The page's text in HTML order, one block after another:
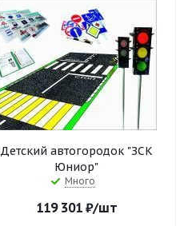
Детский автогородок "ЗСК
Юниор"
Много
119 301₽/шт